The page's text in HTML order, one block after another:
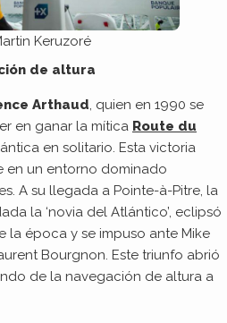
Keruzoré
de altura
Arthaud , quien en 1990 se
en ganar la mítica Route du
en solitario. Esta victoria
en un entorno dominado
A su llegada a Pointe-à-Pitre, la
la ‘novia del Atlántico’, eclipsó
la época y se impuso ante Mike
Bourgnon. Este triunfo abrió
de la navegación de altura a